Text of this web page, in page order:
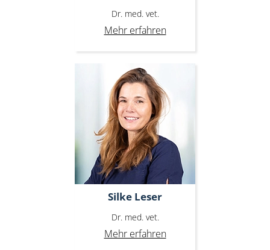
Dr. med. vet.
Mehr erfahren
Silke Leser
Silke Leser
Dr. med. vet.
Mehr erfahren